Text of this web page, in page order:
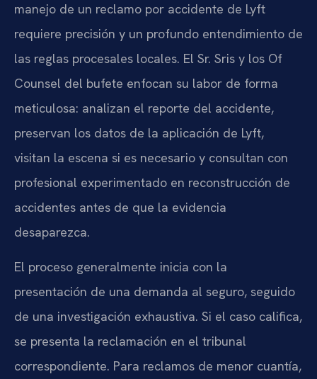
manejo de un reclamo por accidente de Lyft
requiere precisión y un profundo entendimiento de
las reglas procesales locales. El Sr. Sris y los Of
Counsel del bufete enfocan su labor de forma
meticulosa: analizan el reporte del accidente,
preservan los datos de la aplicación de Lyft,
visitan la escena si es necesario y consultan con
profesional experimentado en reconstrucción de
accidentes antes de que la evidencia
desaparezca.
El proceso generalmente inicia con la
presentación de una demanda al seguro, seguido
de una investigación exhaustiva. Si el caso califica,
se presenta la reclamación en el tribunal
correspondiente. Para reclamos de menor cuantía,